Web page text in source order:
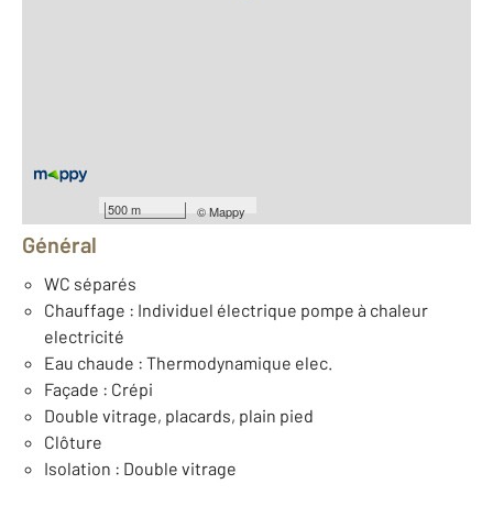
500 m ©Mappy
Équipements
Général
WC séparés
Chauffage : Individuel électrique pompe à chaleur
electricité
Eau chaude : Thermodynamique elec.
Façade : Crépi
Double vitrage, placards, plain pied
Clôture
Isolation : Double vitrage